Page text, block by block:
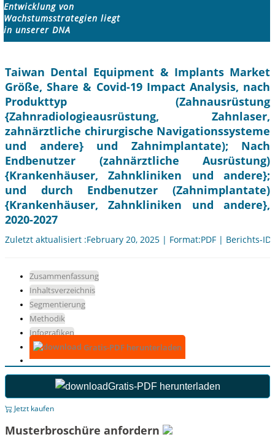
Entwicklung von
Wachstumsstrategien liegt
in unserer DNA
Taiwan Dental Equipment & Implants Market
Größe, Share & Covid-19 Impact Analysis, nach
Produkttyp (Zahnausrüstung
{Zahnradiologieausrüstung, Zahnlaser,
zahnärztliche chirurgische Navigationssysteme
und andere} und Zahnimplantate); Nach
Endbenutzer (zahnärztliche Ausrüstung)
{Krankenhäuser, Zahnkliniken und andere};
und durch Endbenutzer (Zahnimplantate)
{Krankenhäuser, Zahnkliniken und andere},
2020-2027
Zuletzt aktualisiert :February 20, 2025 | Format:PDF | Berichts-ID:
Zusammenfassung
Inhaltsverzeichnis
Segmentierung
Methodik
Infografiken
Gratis-PDF herunterladen
Gratis-PDF herunterladen
Jetzt kaufen
Musterbroschüre anfordern